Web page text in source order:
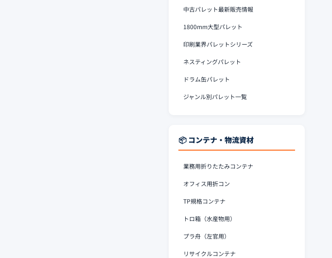
中古パレット最新販売情報
1800mm大型パレット
印刷業界パレットシリーズ
ネスティングパレット
ドラム缶パレット
ジャンル別パレット一覧
📦 コンテナ・物流資材
業務用折りたたみコンテナ
オフィス用折コン
TP規格コンテナ
トロ箱（水産物用）
プラ舟（左官用）
リサイクルコンテナ